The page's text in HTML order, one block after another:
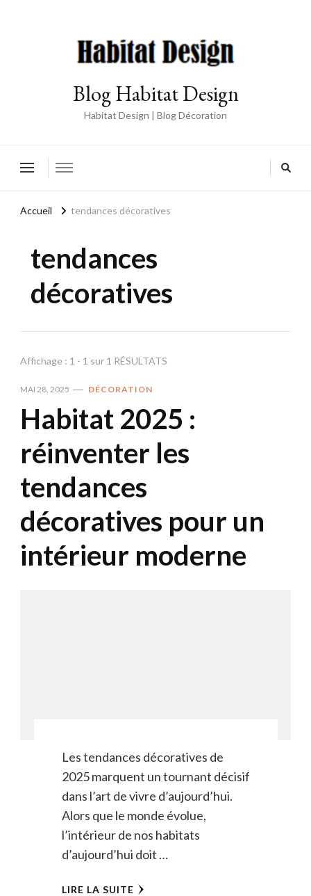
Blog Habitat Design
Habitat Design | Blog Décoration
Accueil tendances décoratives
tendances
décoratives
Affichage : 1 - 1 sur 1 RÉSULTATS
MAI 28, 2025 DÉCORATION
Habitat 2025 :
réinventer les
tendances
décoratives pour un
intérieur moderne
Les tendances décoratives de
2025 marquent un tournant décisif
dans l’art de vivre d’aujourd’hui.
Alors que le monde évolue,
l’intérieur de nos habitats
d’aujourd’hui doit …
LIRE LA SUITE